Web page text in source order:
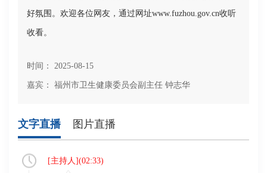
好氛围。欢迎各位网友，通过网址www.fuzhou.gov.cn收听
收看。
时间： 2025-08-15
嘉宾： 福州市卫生健康委员会副主任 钟志华
文字直播 图片直播
[主持人](02:33)